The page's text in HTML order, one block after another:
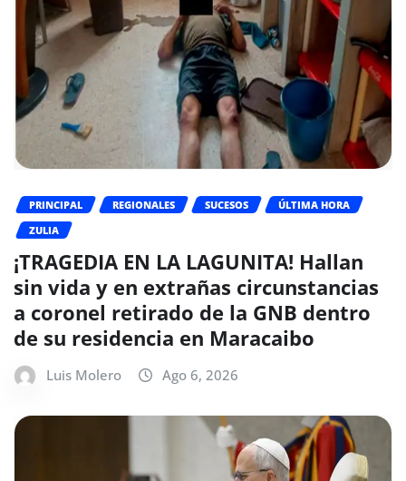
PRINCIPAL REGIONALES SUCESOS
ÚLTIMA HORA
ZULIA
¡TRAGEDIA EN LA LAGUNITA! Hallan
sin vida y en extrañas circunstancias
a coronel retirado de la GNB dentro
de su residencia en Maracaibo
Luis Molero Ago 6, 2026